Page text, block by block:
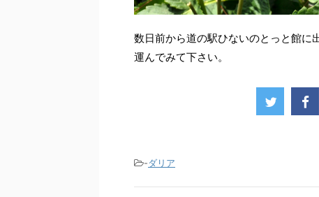
数日前から道の駅ひないのとっと館に
運んでみて下さい。
-ダリア